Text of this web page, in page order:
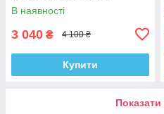
В наявності
3 040 ₴ 4 100 ₴
Купити